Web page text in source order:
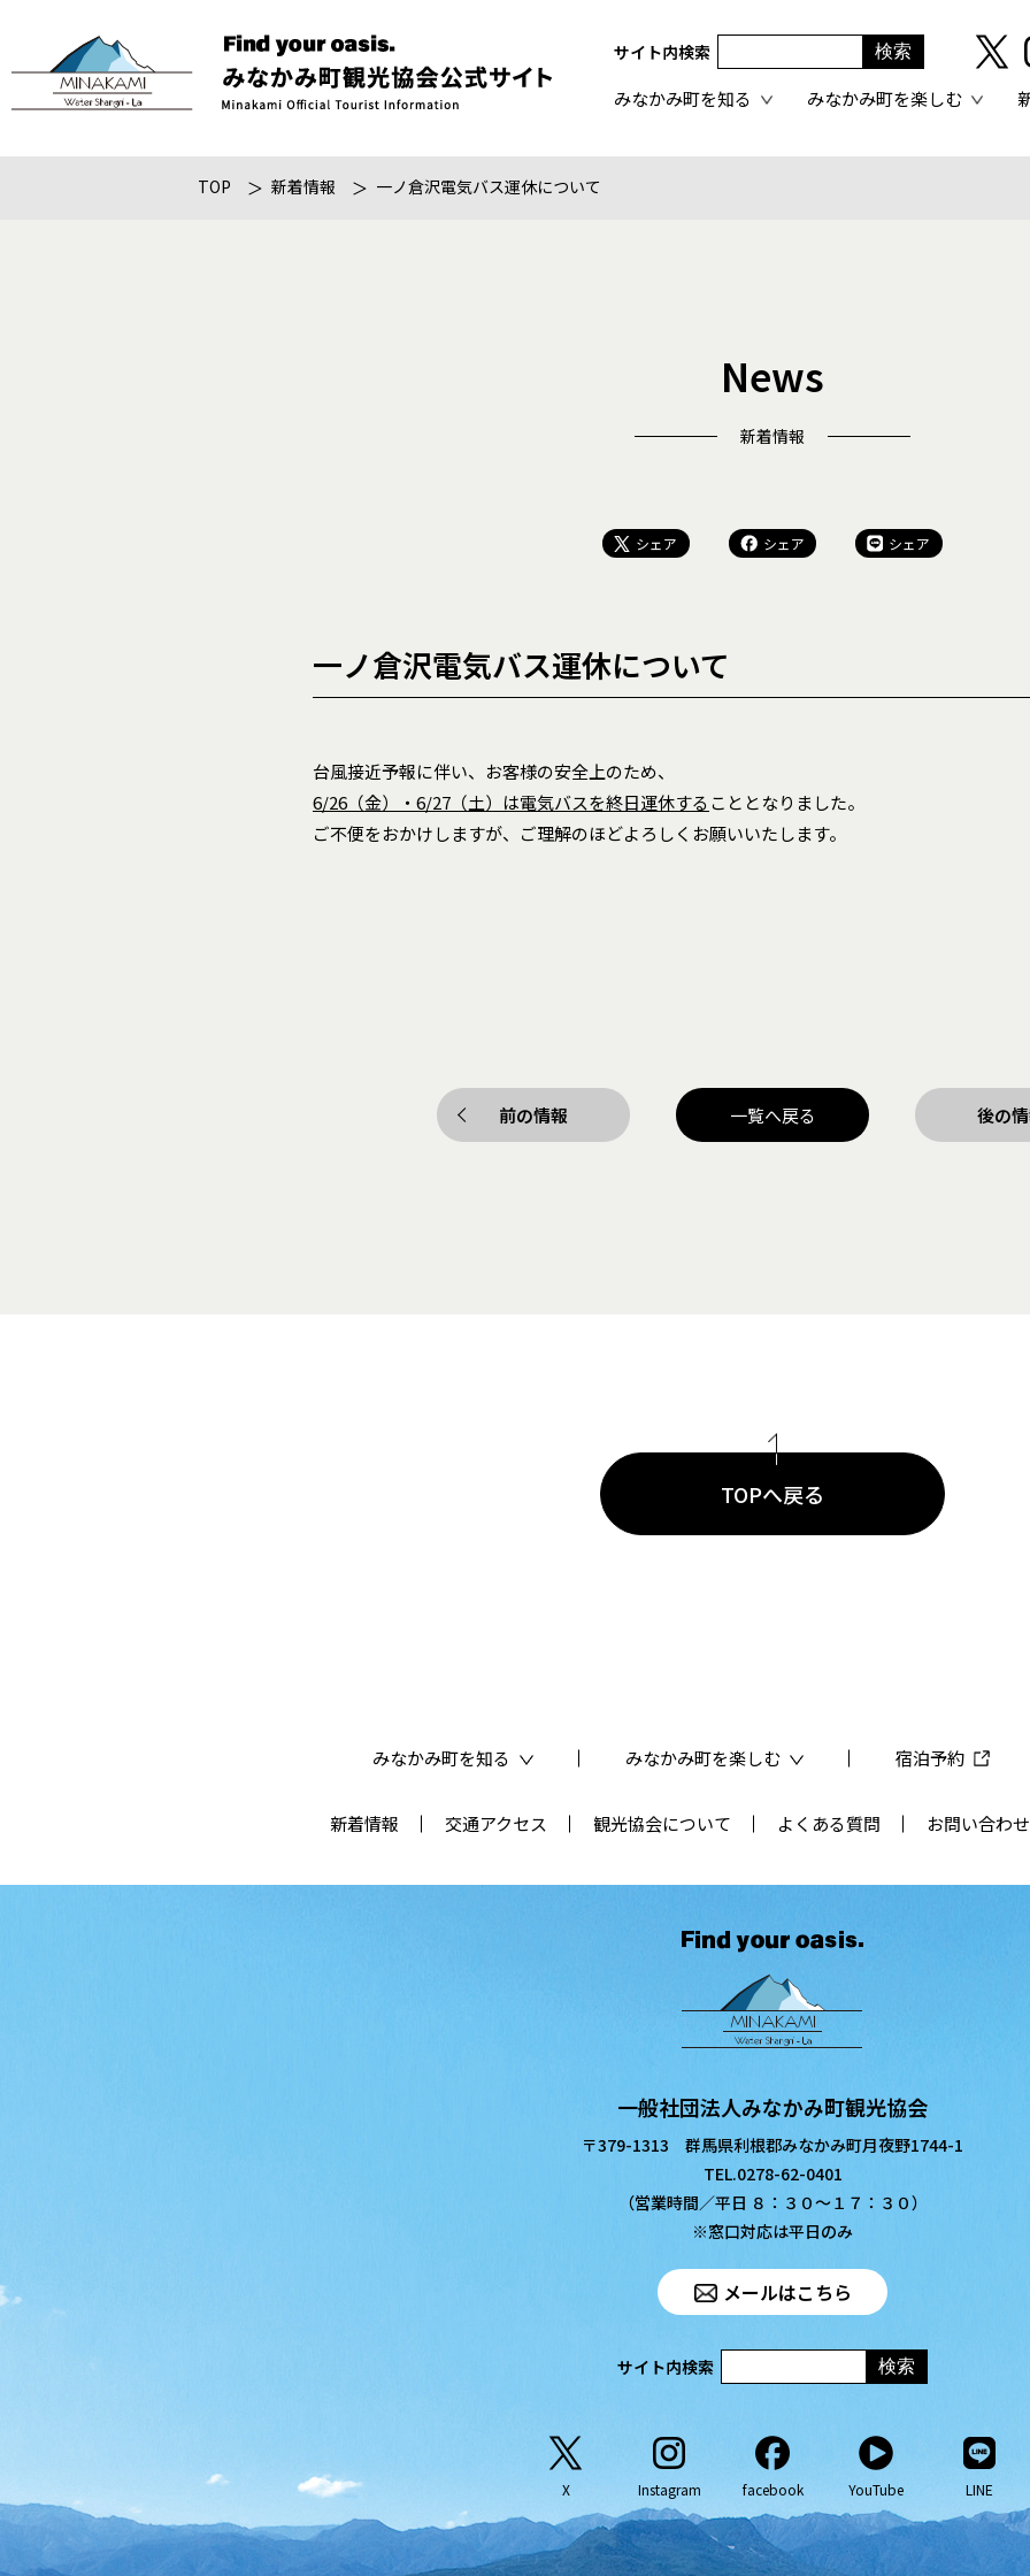
サイト内検索
みなかみ町を知る みなかみ町を楽しむ
TOP 新着情報 一ノ倉沢電気バス運休について
News
新着情報
シェア シェア シェア
一ノ倉沢電気バス運休について
台風接近予報に伴い、お客様の安全上のため、
6/26 （金）・6/27（土）は電気バスを終日運休することとなりました。
ご不便をおかけしますが、ご理解のほどよろしくお願いいたします。
前の情報 一覧へ戻る 後の
TOPへ戻る
みなかみ町を知る みなかみ町を楽しむ 宿泊予約
新着情報 交通アクセス 観光協会について よくある質問 お問い合わせ
一般社団法人みなかみ町観光協会
〒379-1313 群馬県利根郡みなかみ町月夜野1744-1
TEL.0278-62-0401
（営業時間／平日 ８：３０〜１７：３０）
※窓口対応は平日のみ
メールはこちら
サイト内検索
X Instagram facebook YouTube LINE